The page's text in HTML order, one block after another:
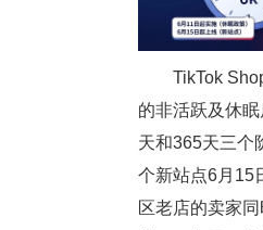
TikTok Shop
的非活跃及休
天和365天三个
个新站点6月15
区老店的卖家